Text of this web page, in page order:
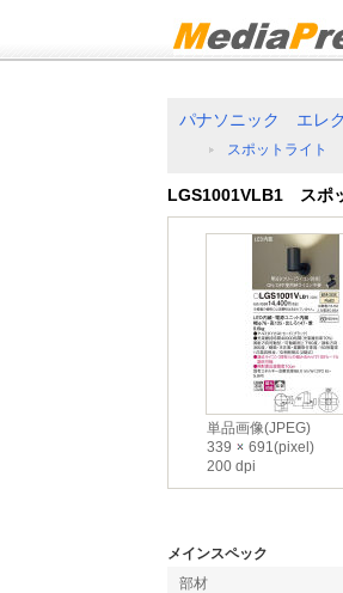
パナソニック エレ
スポットライト
LGS1001VLB1 スポ
単品画像(JPEG)
339
691(pixel)
200 dpi
メインスペック
部材